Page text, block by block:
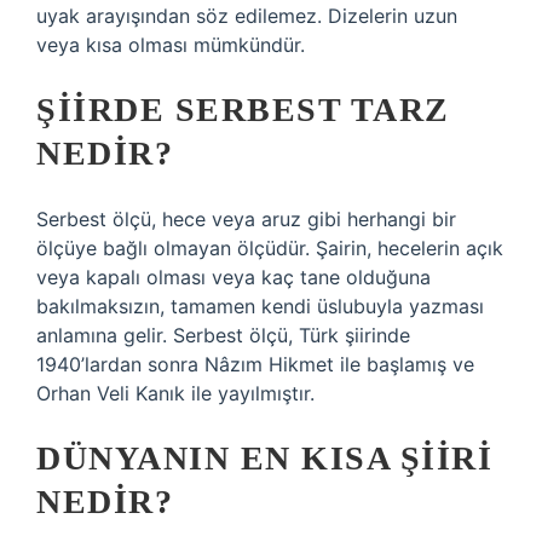
uyak arayışından söz edilemez. Dizelerin uzun
veya kısa olması mümkündür.
ŞIIRDE SERBEST TARZ
NEDIR?
Serbest ölçü, hece veya aruz gibi herhangi bir
ölçüye bağlı olmayan ölçüdür. Şairin, hecelerin açık
veya kapalı olması veya kaç tane olduğuna
bakılmaksızın, tamamen kendi üslubuyla yazması
anlamına gelir. Serbest ölçü, Türk şiirinde
1940’lardan sonra Nâzım Hikmet ile başlamış ve
Orhan Veli Kanık ile yayılmıştır.
DÜNYANIN EN KISA ŞIIRI
NEDIR?